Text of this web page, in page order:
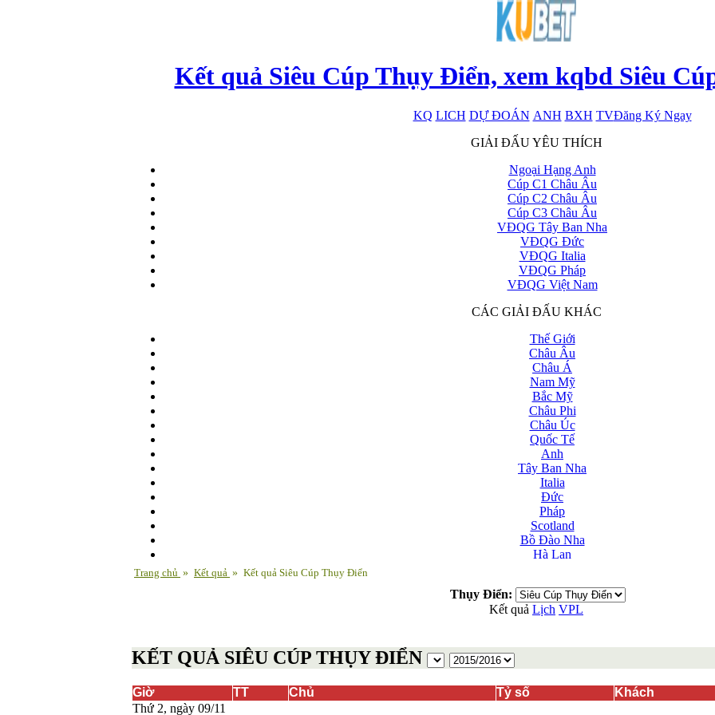
Kết quả Siêu Cúp Thụy Điển, xem kqbd Siêu
KQ LICH DỰ ĐOÁN ANH BXH TVĐăng Ký Ngay
x
GIẢI ĐẤU YÊU THÍCH
Ngoại Hạng Anh
Cúp C1 Châu Âu
Cúp C2 Châu Âu
Cúp C3 Châu Âu
VĐQG Tây Ban Nha
VĐQG Đức
VĐQG Italia
VĐQG Pháp
VĐQG Việt Nam
CÁC GIẢI ĐẤU KHÁC
Thế Giới
Châu Âu
Châu Á
Nam Mỹ
Bắc Mỹ
Châu Phi
Châu Úc
Quốc Tế
Anh
Tây Ban Nha
Italia
Đức
Pháp
Scotland
Bồ Đào Nha
Hà Lan
Andorra
Armenia
Bosnia-Herzgovina
Bulgary
Bắc Ireland
Trang chủ » Kết quả » Kết quả Siêu Cúp Thụy Điển
Thụy Điển:
Kết quả Lịch VPL
KẾT QUẢ SIÊU CÚP THỤY ĐIỂN
Giờ TT Chủ Tỷ số Khách
Thứ 2, ngày 09/11